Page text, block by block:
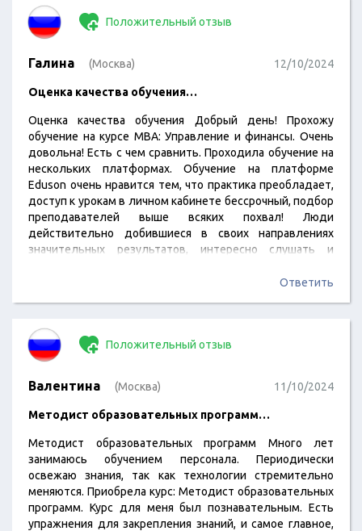
Положительный отзыв
Галина (Москва) 12/10/2024
Оценка качества обучения…
Оценка качества обучения Добрый день! Прохожу
обучение на курсе MBA: Управление и финансы. Очень
довольна! Есть с чем сравнить. Проходила обучение на
нескольких платформах. Обучение на платформе
Eduson очень нравится тем, что практика преобладает,
доступ к урокам в личном кабинете бессрочный, подбор
преподавателей выше всяких похвал! Люди
действительно добившиеся в своих направлениях
значительных результатов, интересно слушать и
обучения является приобретение мною в подарок
обучение на платформе Eduson. А коллективу
дальнейшего развития и успехов! Благодарю Вас за
работу по организации обучения!
Ответить
Положительный отзыв
Валентина (Москва) 11/10/2024
Методист образовательных программ…
Методист образовательных программ Много лет
занимаюсь обучением персонала. Периодически
освежаю знания, так как технологии стремительно
меняются. Приобрела курс: Методист образовательных
программ. Курс для меня был познавательным. Есть
упражнения для закрепления знаний, и самое главное,